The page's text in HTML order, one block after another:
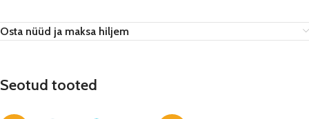
Osta nüüd ja maksa hiljem
Seotud tooted